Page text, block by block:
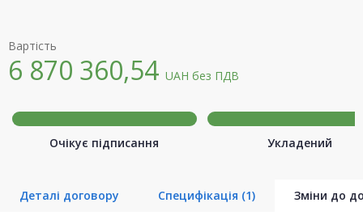
Вартість
6 870 360,54 UAH без ПДВ
Очікує підписання Укладений
Деталі договору Специфікація (1) Зміни до